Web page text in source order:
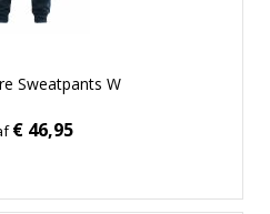
Sweatpants W
€ 46,95